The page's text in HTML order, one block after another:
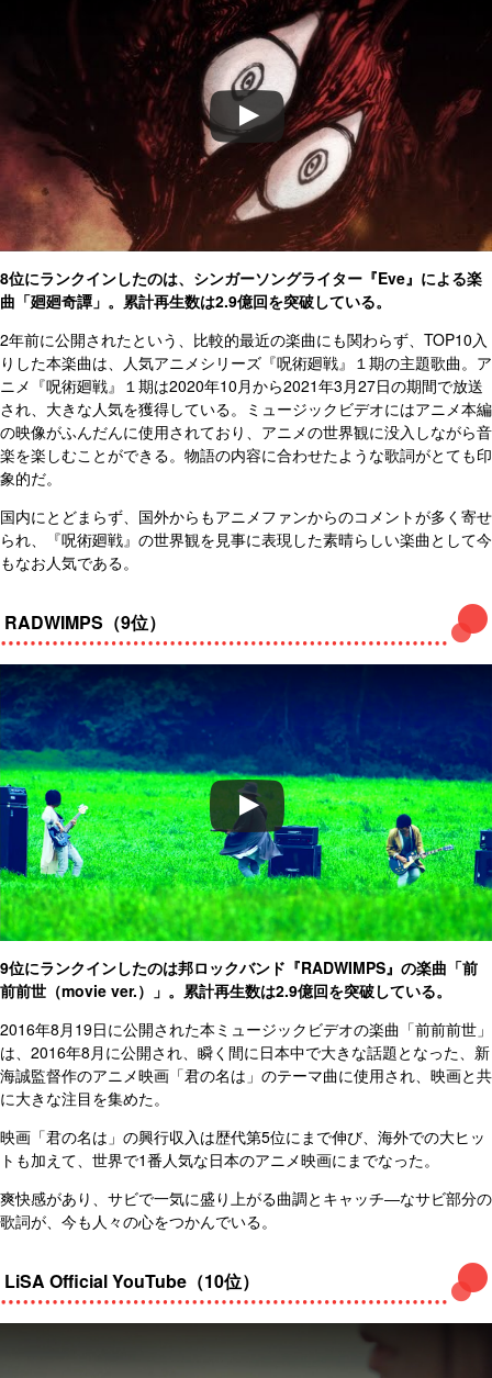
8位にランクインしたのは、シンガーソングライター『Eve』による楽
曲「廻廻奇譚」。累計再生数は2.9億回を突破している。
2年前に公開されたという、比較的最近の楽曲にも関わらず、TOP10入
りした本楽曲は、人気アニメシリーズ『呪術廻戦』１期の主題歌曲。ア
ニメ『呪術廻戦』１期は2020年10月から2021年3月27日の期間で放送
され、大きな人気を獲得している。ミュージックビデオにはアニメ本編
の映像がふんだんに使用されており、アニメの世界観に没入しながら音
楽を楽しむことができる。物語の内容に合わせたような歌詞がとても印
象的だ。
国内にとどまらず、国外からもアニメファンからのコメントが多く寄せ
られ、『呪術廻戦』の世界観を見事に表現した素晴らしい楽曲として今
もなお人気である。
RADWIMPS（9位）
9位にランクインしたのは邦ロックバンド『RADWIMPS』の楽曲「前
前前世（movie ver.）
」。累計再生数は2.9億回を突破している。
2016年8月19日に公開された本ミュージックビデオの楽曲「前前前世」
は、2016年8月に公開され、瞬く間に日本中で大きな話題となった、新
海誠監督作のアニメ映画「君の名は」のテーマ曲に使用され、映画と共
に大きな注目を集めた。
映画「君の名は」の興行収入は歴代第5位にまで伸び、海外での大ヒッ
トも加えて、世界で1番人気な日本のアニメ映画にまでなった。
爽快感があり、サビで一気に盛り上がる曲調とキャッチ―なサビ部分の
歌詞が、今も人々の心をつかんでいる。
LiSA Official YouTube（10位）